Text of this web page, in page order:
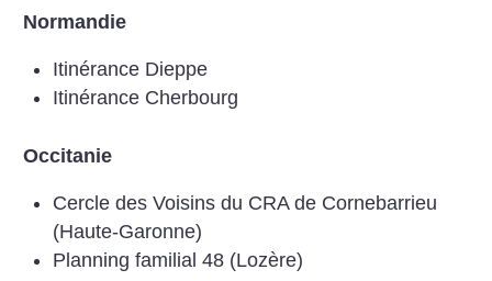
Normandie
Itinérance Dieppe
Itinérance Cherbourg
Occitanie
Cercle des Voisins du CRA de Cornebarrieu
(Haute-Garonne)
Planning familial 48 (Lozère)